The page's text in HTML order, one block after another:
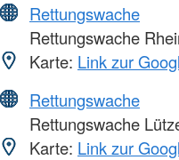
Rettungswache
Rettungswache
Karte: Link zur
Rettungswache
Rettungswache
Karte: Link zur